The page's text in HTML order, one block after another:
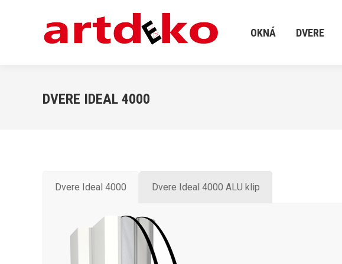
OKNÁ DVERE
DVERE IDEAL 4000
Dvere Ideal 4000 Dvere Ideal 4000 ALU klip